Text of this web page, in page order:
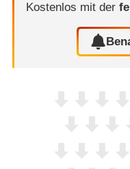
Kostenlos mit der